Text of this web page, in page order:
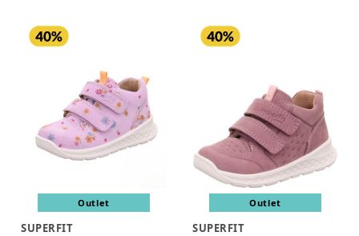
Outlet
SUPERFIT
Outlet
SUPERFIT